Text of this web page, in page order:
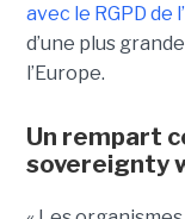
avec le RGPD de
d’une plus
l’Europe.
Un rempart
sovereignty